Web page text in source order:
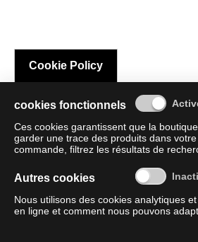
Cookie Policy
cookies fonctionnels
Ces cookies garantissent que la
garder une trace des produits dans
commande, filtrez les résultats de
Autres cookies
Nous utilisons des cookies analytiques
en ligne et comment nous pouvons